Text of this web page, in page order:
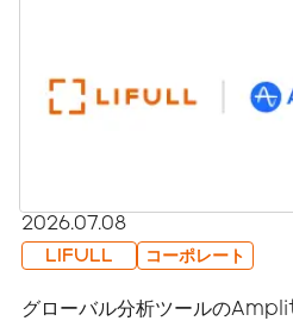
2026.07.08
LIFULL コーポレート
グローバル分析ツールの